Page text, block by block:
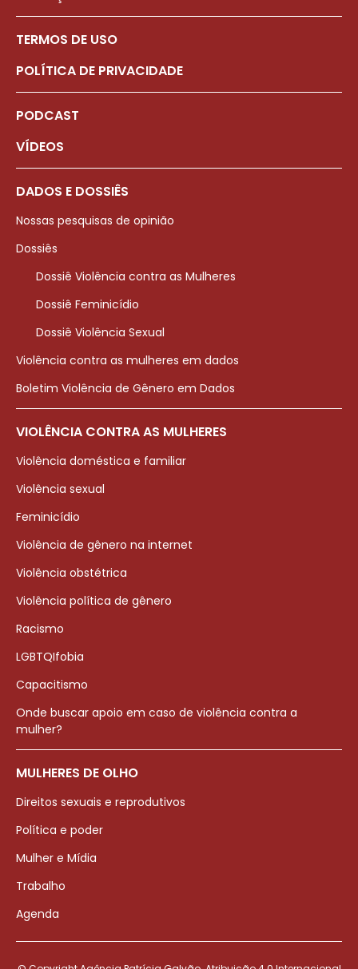
TERMOS DE USO
POLÍTICA DE PRIVACIDADE
PODCAST
VÍDEOS
DADOS E DOSSIÊS
Nossas pesquisas de opinião
Dossiês
Dossiê Violência contra as Mulheres
Dossiê Feminicídio
Dossiê Violência Sexual
Violência contra as mulheres em dados
Boletim Violência de Gênero em Dados
VIOLÊNCIA CONTRA AS MULHERES
Violência doméstica e familiar
Violência sexual
Feminicídio
Violência de gênero na internet
Violência obstétrica
Violência política de gênero
Racismo
LGBTQIfobia
Capacitismo
Onde buscar apoio em caso de violência contra a
mulher?
MULHERES DE OLHO
Direitos sexuais e reprodutivos
Política e poder
Mulher e Mídia
Trabalho
Agenda